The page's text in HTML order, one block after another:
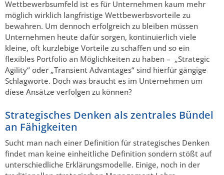
Wettbewerbsumfeld ist es für Unternehmen kaum mehr
möglich wirklich langfristige Wettbewerbsvorteile zu
bewahren. Um dennoch erfolgreich zu bleiben müssen
Unternehmen heute dafür sorgen, kontinuierlich viele
kleine, oft kurzlebige Vorteile zu schaffen und so ein
flexibles Portfolio an Möglichkeiten zu haben – „Strategic
Agility“ oder „Transient Advantages“ sind hierfür gängige
Schlagworte. Doch was braucht es im Unternehmen um
diese Ansätze verfolgen zu können?
Strategisches Denken als zentrales Bündel
an Fähigkeiten
Sucht man nach einer Definition für strategisches Denken
findet man keine einheitliche Definition sondern stößt auf
unterschiedliche Erklärungsmodelle. Einige, noch in der